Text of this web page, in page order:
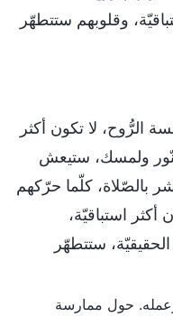
وقلوبهم ستتطهّر
الرُّوح، لا تكون أكثر
ولمسك، ستيعش
بالصّلاة، كلّما حرّكهم
استباقيّة،
ستتطهّر
ظهور الله وعمله. حول ممارسة